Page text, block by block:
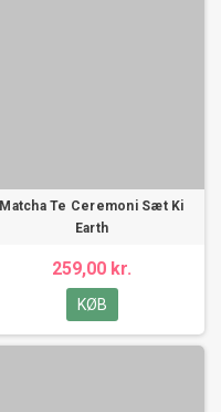
Matcha Te Ceremoni Sæt Ki
Earth
259,00 kr.
KØB